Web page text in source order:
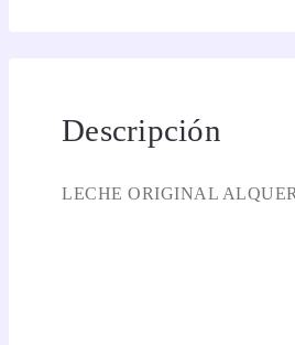
Descripción
LECHE ORIGINAL